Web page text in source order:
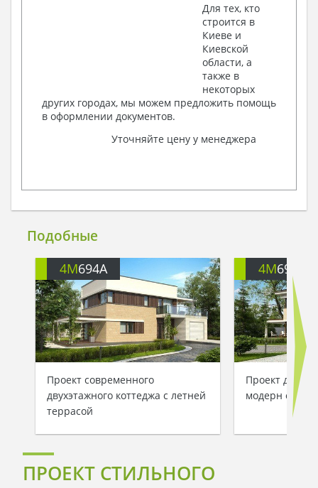
Для тех, кто
строится в
Киеве и
Киевской
области, а
также в
некоторых
других городах, мы можем предложить помощь
в оформлении документов.
Уточняйте цену у менеджера
Подобные
4M694A
Проект современного
двухэтажного коттеджа с летней
террасой
4M694B
Проект
модерн с
ПРОЕКТ СТИЛЬНОГО